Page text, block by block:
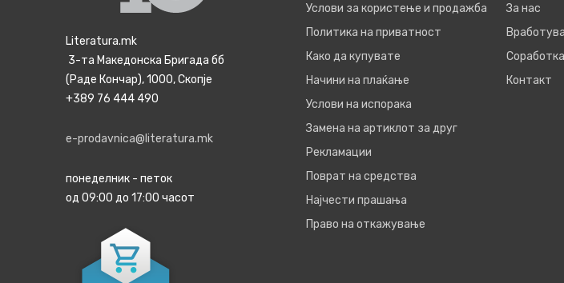
Literatura.mk
3-та Македонска Бригада бб
(Раде Кончар), 1000, Скопје
+389 76 444 490
e-prodavnica@literatura.mk
понеделник - петок
од 09:00 до 17:00 часот
Услови за користење и продажба
Политика на приватност
Како да купувате
Начини на плаќање
Услови на испорака
Замена на артиклот за друг
Рекламации
Поврат на средства
Најчести прашања
Право на откажување
За нас
Соработка
Контакт